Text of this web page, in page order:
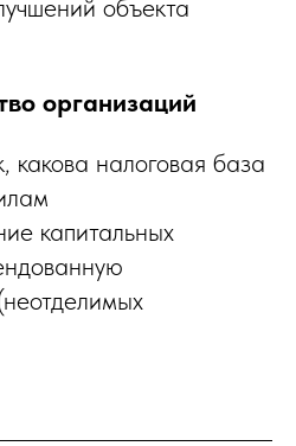
объекта
организаций
какова налоговая база
капитальных